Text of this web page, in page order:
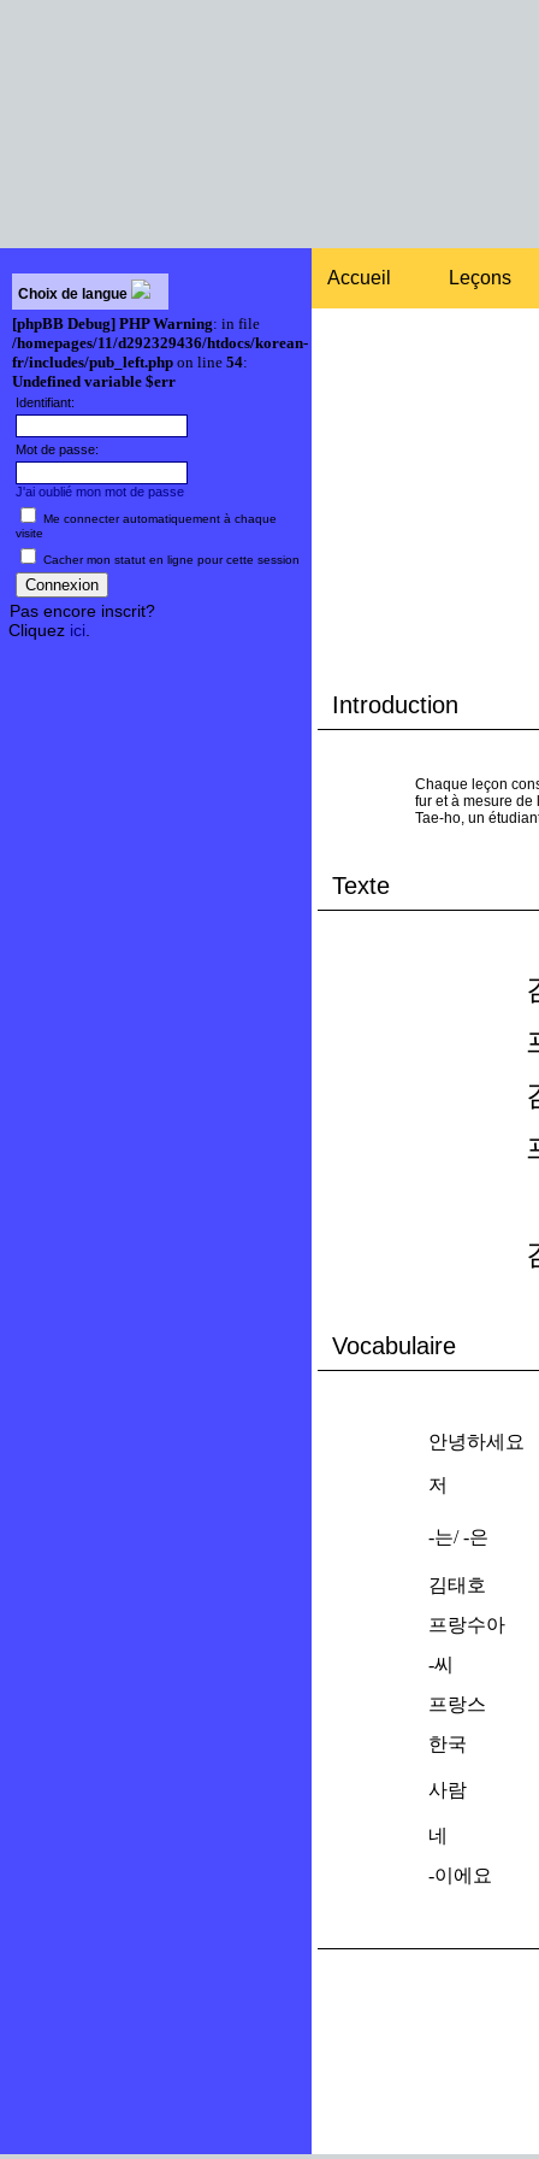
Choix de langue
[phpBB Debug] PHP Warning: in file
/homepages/11/d292329436/htdocs/korean-
fr/includes/pub_left.php on line 54:
Undefined variable $err
Identifiant:
Mot de passe:
J'ai oublié mon mot de passe
Me connecter automatiquement à chaque
visite
Cacher mon statut en ligne pour cette session
Pas encore inscrit?
Cliquez ici
Accueil Leçons
Introduction
Chaque leçon
fur et à mesure
Tae-ho, un
Texte
Vocabulaire
안녕하세요
저
-는/ -은
김태호
프랑수아
-씨
프랑스
한국
사람
네
-이에요